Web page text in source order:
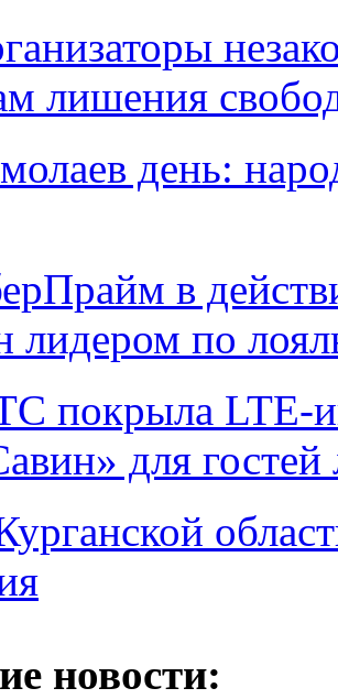
лишения
день:
в
лидером по
покрыла LTE-
для гостей
новости: